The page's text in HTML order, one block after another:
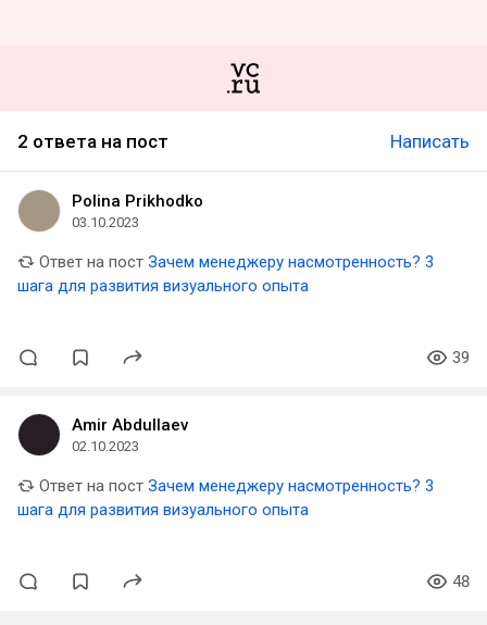
2 ответа на пост Написать
Polina Prikhodko
03.10.2023
Ответ на пост Зачем менеджеру насмотренность? 3
шага для развития визуального опыта
39
Amir Abdullaev
02.10.2023
Ответ на пост Зачем менеджеру насмотренность? 3
шага для развития визуального опыта
48